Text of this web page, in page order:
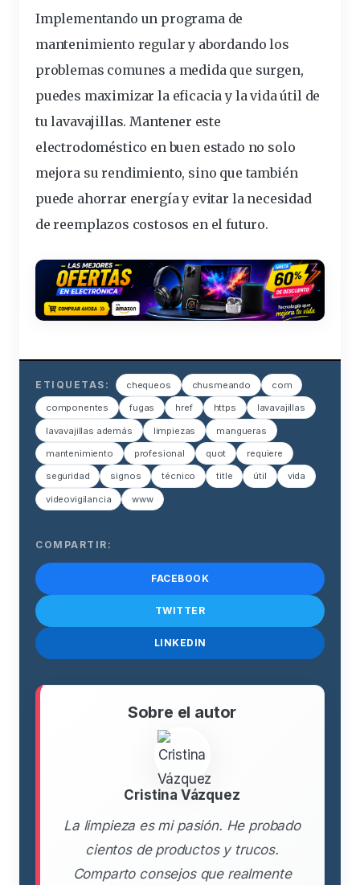
Implementando un programa de
mantenimiento regular y abordando los
problemas comunes a medida que surgen,
puedes maximizar la eficacia y la vida útil de
tu lavavajillas. Mantener este
electrodoméstico en buen estado no solo
mejora su rendimiento, sino que también
puede ahorrar energía y evitar la necesidad
de reemplazos costosos en el futuro.
ETIQUETAS: chequeos chusmeando com
componentes fugas href https lavavajillas
lavavajillas además limpiezas mangueras
mantenimiento profesional quot requiere
seguridad signos técnico title útil vida
videovigilancia www
COMPARTIR:
FACEBOOK
TWITTER
LINKEDIN
Sobre el autor
Cristina Vázquez
La limpieza es mi pasión. He probado
cientos de productos y trucos.
Comparto consejos que realmente